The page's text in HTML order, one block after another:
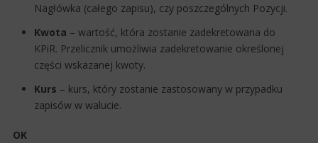
Nagłówka (całego zapisu), czy poszczególnych Pozycji.
Kwota – wartość, która zostanie zadekretowana do
KPiR. Przelicznik umożliwia zadekretowanie określonej
części wskazanej kwoty.
Kurs – kurs, który zostanie zastosowany w przypadku
zapisów w walucie.
OK